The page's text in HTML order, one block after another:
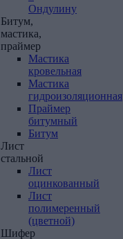
Ондулину
Битум,
мастика,
праймер
Мастика
кровельная
Мастика
гидроизоляционная
Праймер
битумный
Битум
Лист
стальной
Лист
оцинкованный
Лист
полимеренный
(цветной)
Шифер